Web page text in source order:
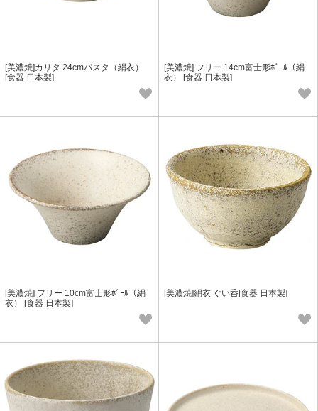
[美濃焼]カリタ 24cmパスタ（絹衣）
[食器 日本製]
[美濃焼] フリー 14cm富士形ﾎﾞｰﾙ（絹
衣） [食器 日本製]
[美濃焼] フリー 10cm富士形ﾎﾞｰﾙ（絹
衣） [食器 日本製]
[美濃焼]絹衣 ぐい呑[食器 日本製]